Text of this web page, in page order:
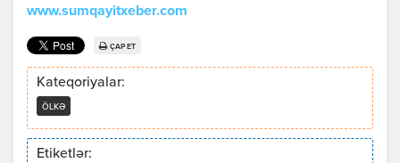
www.sumqayitxeber.com
ÇAP ET
Kateqoriyalar:
ÖLKƏ
Etiketlər: